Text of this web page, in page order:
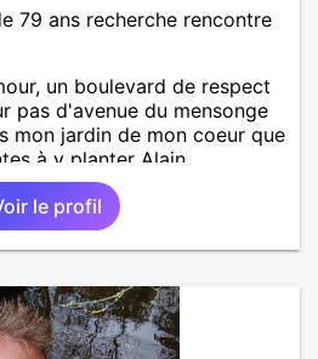
79 ans recherche rencontre
un boulevard de respect
pas d'avenue du mensonge
mon jardin de mon coeur que
à y planter Alain
le profil